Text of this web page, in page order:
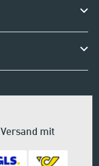
Versand mit